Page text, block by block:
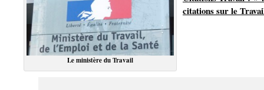
Le ministère du Travail
citations sur le